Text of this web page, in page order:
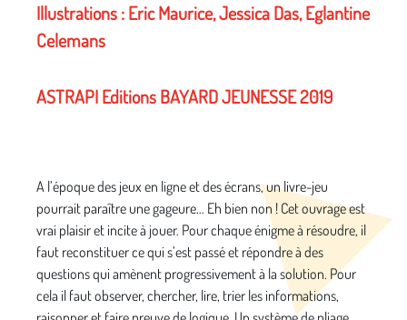
Illustrations : Eric Maurice, Jessica Das, Eglantine
Celemans
ASTRAPI Editions BAYARD JEUNESSE 2019
A l’époque des jeux en ligne et des écrans, un livre-jeu
pourrait paraître une gageure… Eh bien non ! Cet ouvrage est
vrai plaisir et incite à jouer. Pour chaque énigme à résoudre, il
faut reconstituer ce qui s’est passé et répondre à des
questions qui amènent progressivement à la solution. Pour
cela il faut observer, chercher, lire, trier les informations,